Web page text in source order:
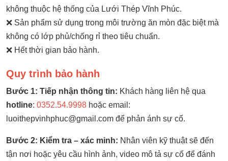
không thuộc hệ thống của Lưới Thép Vĩnh Phúc.
❌ Sản phẩm sử dụng trong môi trường ăn mòn đặc biệt mà
không có lớp phủ/chống rỉ theo tiêu chuẩn.
❌ Hết thời gian bảo hành.
Quy trình bảo hành
Bước 1: Tiếp nhận thông tin: Khách hàng liên hệ qua
hotline: 0352.54.9998 hoặc email:
luoithepvinhphuc@gmail.com để phản ánh sự cố.
Bước 2: Kiểm tra – xác minh: Nhân viên kỹ thuật sẽ đến
tận nơi hoặc yêu cầu hình ảnh, video mô tả sự cố để đánh